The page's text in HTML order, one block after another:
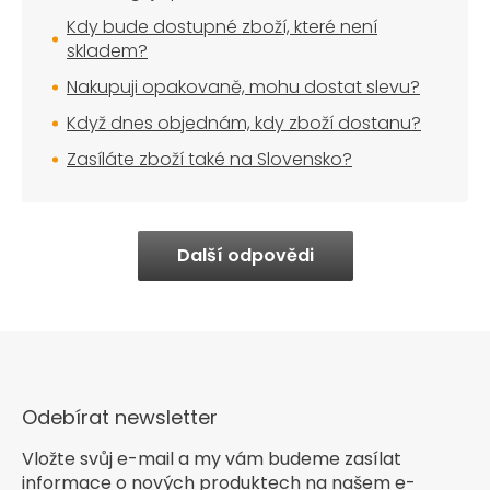
Kdy bude dostupné zboží, které není
skladem?
Nakupuji opakovaně, mohu dostat slevu?
Když dnes objednám, kdy zboží dostanu?
Zasíláte zboží také na Slovensko?
Další odpovědi
Odebírat newsletter
Vložte svůj e-mail a my vám budeme zasílat
informace o nových produktech na našem e-